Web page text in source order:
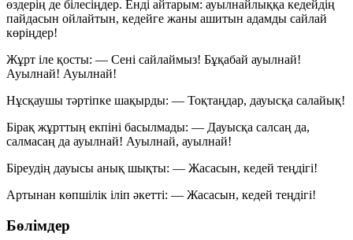
өздерің де білесіңдер. Енді айтарым: ауылнайлыққа кедейдің
пайдасын ойлайтын, кедейге жаны ашитын адамды сайлай
көріңдер!
Жұрт іле қосты: — Сені сайлаймыз! Бұқабай ауылнай!
Ауылнай! Ауылнай!
Нұсқаушы тәртіпке шақырды: — Тоқтаңдар, дауысқа салайық!
Бірақ жұрттың екпіні басылмады: — Дауысқа салсаң да,
салмасаң да ауылнай! Ауылнай, ауылнай!
Біреудің дауысы анық шықты: — Жасасын, кедей теңдігі!
Артынан көпшілік іліп әкетті: — Жасасын, кедей теңдігі!
Бөлімдер